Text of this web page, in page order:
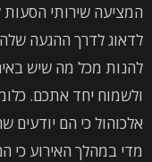
המציעה שירותי
לדאוג לדרך ההגעה
להנות מכל מה שיש
ולשמוח יחד אתכם.
אלכוהול כי הם יודעים
מדי במהלך האירוע כי